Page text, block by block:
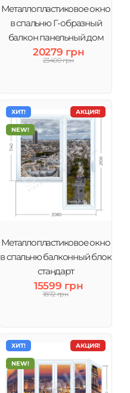
Металлопластиковое окно
в спальню Г-образный
балкон панельный дом
20279 грн
23400 грн
АКЦИЯ!
ХИТ!
NEW!
Металлопластиковое окно
в спальню балконный блок
стандарт
15599 грн
1872 грн
АКЦИЯ!
ХИТ!
NEW!